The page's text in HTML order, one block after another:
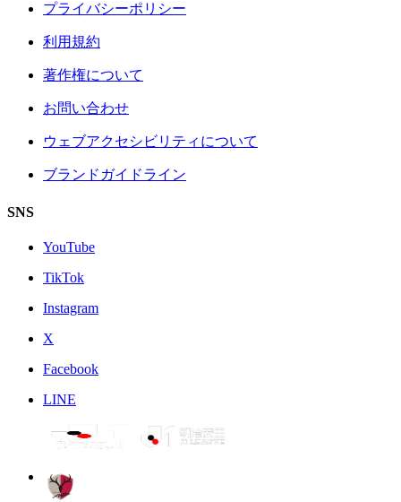
プライバシーポリシー
利用規約
著作権について
お問い合わせ
ウェブアクセシビリティについて
ブランドガイドライン
SNS
YouTube
TikTok
Instagram
X
Facebook
LINE